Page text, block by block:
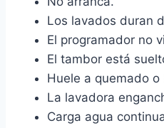
Los lavados duran
El programador no
El tambor está
Huele a quemado
La lavadora
Carga agua